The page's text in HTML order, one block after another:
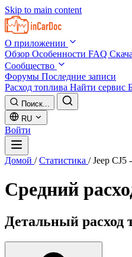
Skip to main content
О приложении
Обзор Особенности FAQ
Сообщество
Форумы Последние записи
Расход топлива Найти сервис
Поиск...
RU
Войти
Домой / Статистика / Jeep CJ5
Средний
Детальный расход